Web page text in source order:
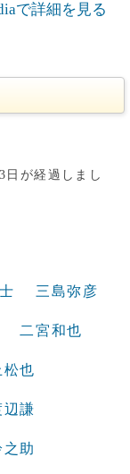
で詳細を見る
日が経過しまし
三島弥彦
二宮和也
松也
辺謙
之助